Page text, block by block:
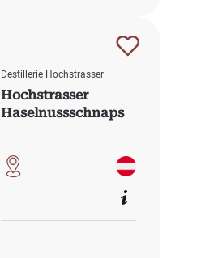
Destillerie Hochstrasser
Hochstrasser
Haselnussschnaps